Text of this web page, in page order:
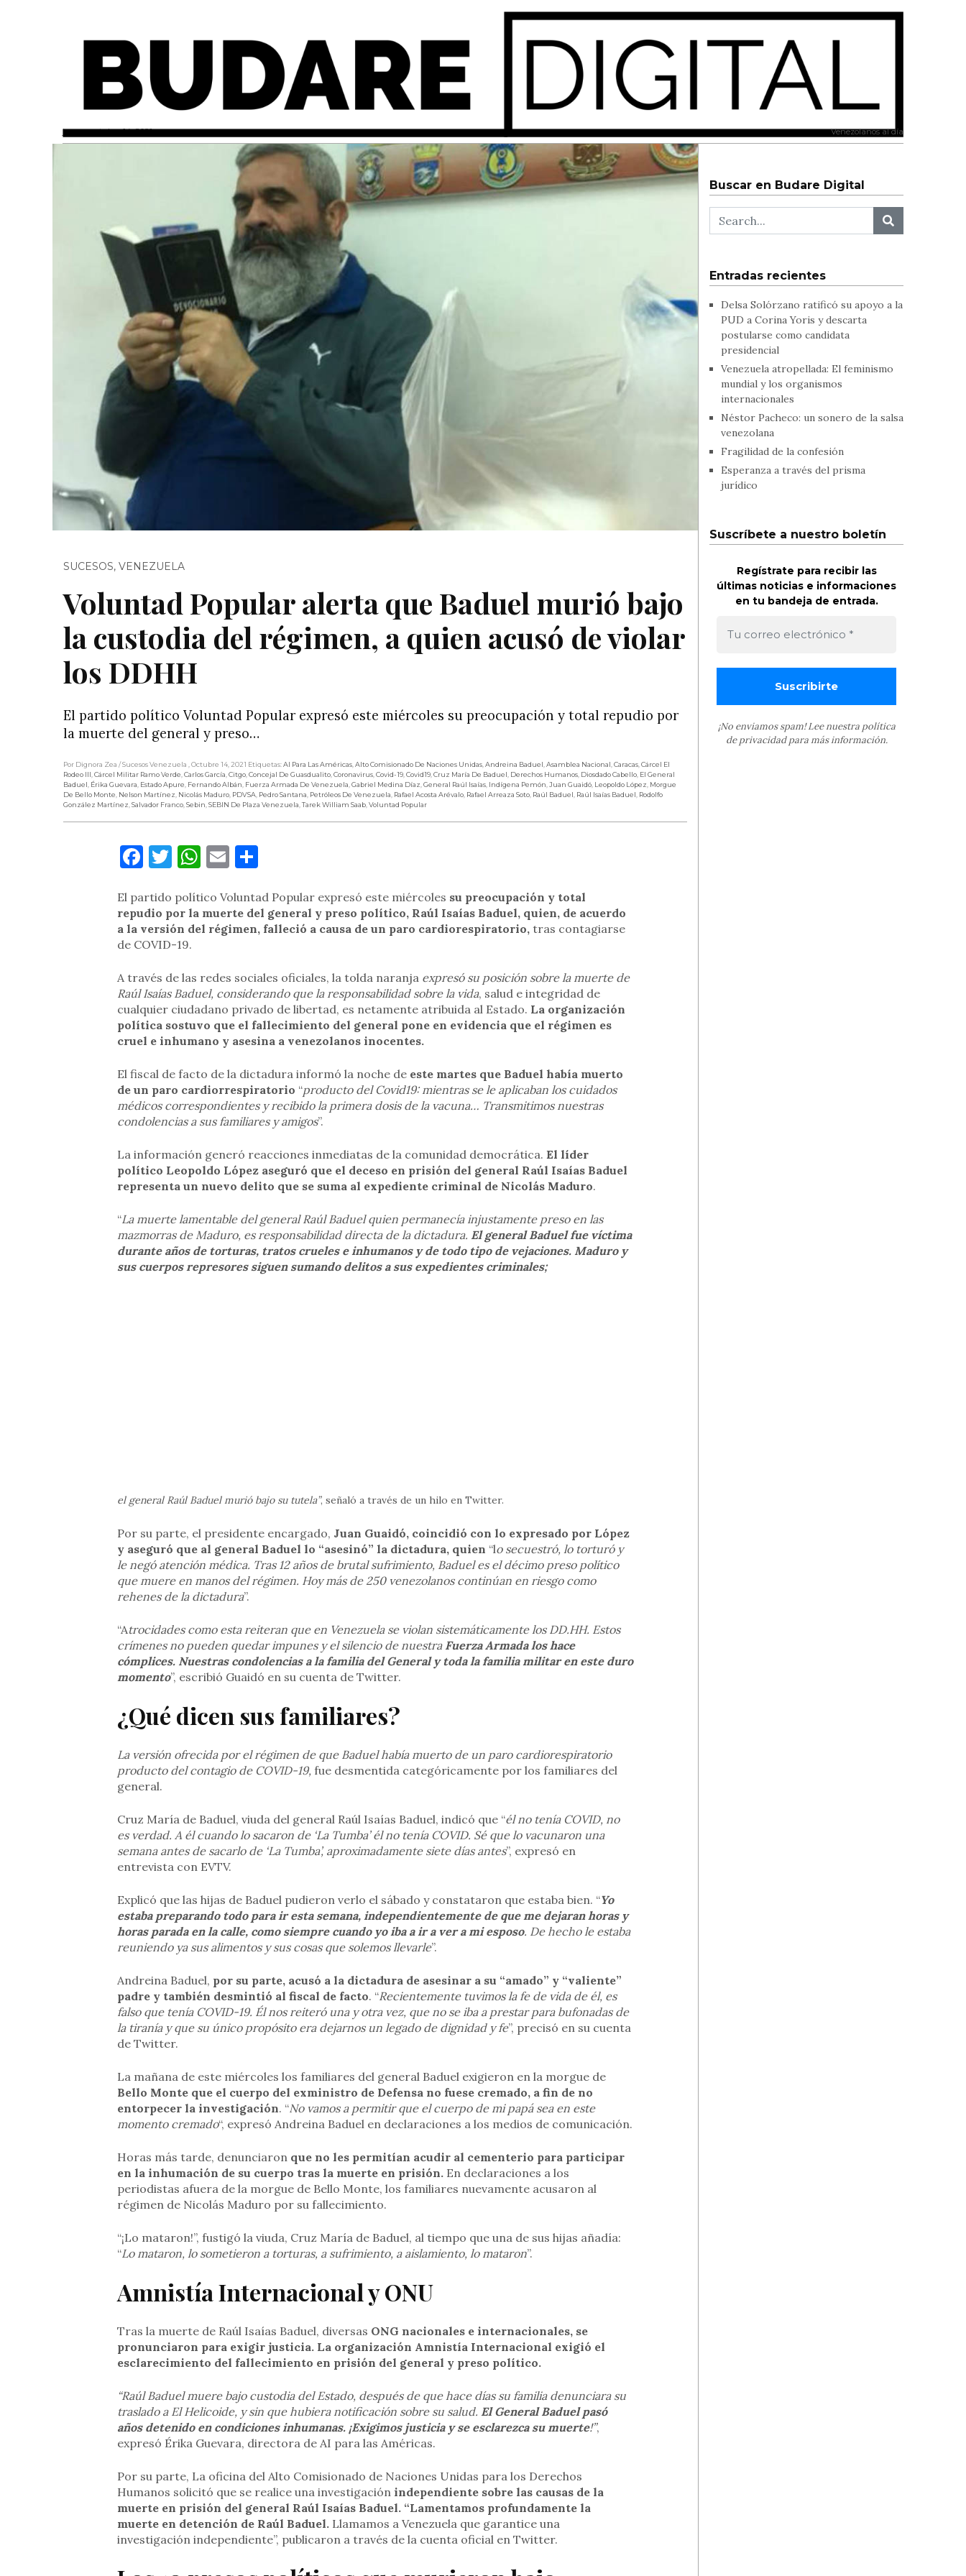
jueves, octubre 14, 2021 Venezolanos al día
SUCESOS, VENEZUELA
Voluntad Popular alerta que Baduel murió bajo
la custodia del régimen, a quien acusó de violar
los DDHH
El partido político Voluntad Popular expresó este miércoles su preocupación y total repudio por
la muerte del general y preso…
Por Dignora Zea / Sucesos Venezuela , Octubre 14, 2021 Etiquetas:AI Para Las Américas,Alto Comisionado De Naciones Unidas,Andreina Baduel,Asamblea Nacional,Caracas,Cárcel El
Rodeo III,Cárcel Militar Ramo Verde,Carlos García,Citgo,Concejal De Guasdualito,Coronavirus,Covid-19,Covid19,Cruz María De Baduel, Derechos Humanos, Diosdado Cabello, El General
Baduel, Érika Guevara, Estado Apure, Fernando Albán, Fuerza Armada De Venezuela,Gabriel Medina Díaz,General Raúl Isaías, Indígena Pemón,Juan Guaidó, Leopoldo López, Morgue
De Bello Monte, Nelson Martínez, Nicolás Maduro, PDVSA, Pedro Santana, Petróleos De Venezuela, Rafael Acosta Arévalo, Rafael Arreaza Soto, Raúl Baduel, Raúl Isaías Baduel, Rodolfo
González Martínez,Salvador Franco,Sebin,SEBIN De Plaza Venezuela,Tarek William Saab,Voluntad Popular
Facebook
Twitter
WhatsApp
EmailCompartir
El partido político Voluntad Popular expresó este miércoles su preocupación y total
repudio por la muerte del general y preso político, Raúl Isaías Baduel, quien, de acuerdo
a la versión del régimen, falleció a causa de un paro cardiorespiratorio,tras contagiarse
de COVID-19.
A través de las redes sociales oficiales, la tolda naranja expresó su posición sobre la muerte de
Raúl Isaías Baduel, considerando que la responsabilidad sobre la vida, salud e integridad de
cualquier ciudadano privado de libertad, es netamente atribuida al Estado. La organización
política sostuvo que el fallecimiento del general pone en evidencia que el régimen es
cruel e inhumano y asesina a venezolanos inocentes.
El fiscal de facto de la dictadura informó la noche de este martes que Baduel había muerto
de un paro cardiorrespiratorio “producto del Covid19: mientras se le aplicaban los cuidados
médicos correspondientes y recibido la primera dosis de la vacuna… Transmitimos nuestras
condolencias a sus familiares y amigos”.
La información generó reacciones inmediatas de la comunidad democrática. El líder
político Leopoldo López aseguró que el deceso en prisión del general Raúl Isaías Baduel
representa un nuevo delito que se suma al expediente criminal de Nicolás Maduro.
“La muerte lamentable del general Raúl Baduel quien permanecía injustamente preso en las
mazmorras de Maduro, es responsabilidad directa de la dictadura. El general Baduel fue víctima
durante años de torturas, tratos crueles e inhumanos y de todo tipo de vejaciones. Maduro y
sus cuerpos represores siguen sumando delitos a sus expedientes criminales;
el general Raúl Baduel murió bajo su tutela”, señaló a través de un hilo en Twitter.
Por su parte, el presidente encargado, Juan Guaidó, coincidió con lo expresado por López
y aseguró que al general Baduel lo “asesinó” la dictadura, quien “lo secuestró, lo torturó y
le negó atención médica. Tras 12 años de brutal sufrimiento, Baduel es el décimo preso político
que muere en manos del régimen. Hoy más de 250 venezolanos continúan en riesgo como
rehenes de la dictadura”.
“Atrocidades como esta reiteran que en Venezuela se violan sistemáticamente los DD.HH. Estos
crímenes no pueden quedar impunes y el silencio de nuestraFuerza Armada los hace
cómplices. Nuestras condolencias a la familia del General y toda la familia militar en este duro
momento”, escribió Guaidó en su cuenta de Twitter.
¿Qué dicen sus familiares?
La versión ofrecida por el régimen de que Baduel había muerto de un paro cardiorespiratorio
producto del contagio de COVID-19, fue desmentida categóricamente por los familiares del
general.
Cruz María de Baduel, viuda del general Raúl Isaías Baduel, indicó que “él no tenía COVID, no
es verdad. A él cuando lo sacaron de ‘La Tumba’ él no tenía COVID. Sé que lo vacunaron una
semana antes de sacarlo de ‘La Tumba’, aproximadamente siete días antes”, expresó en
entrevista con EVTV.
Explicó que las hijas de Baduel pudieron verlo el sábado y constataron que estaba bien. “Yo
estaba preparando todo para ir esta semana, independientemente de que me dejaran horas y
horas parada en la calle, como siempre cuando yo iba a ir a ver a mi esposo. De hecho le estaba
reuniendo ya sus alimentos y sus cosas que solemos llevarle”.
Andreina Baduel, por su parte, acusó a la dictadura de asesinar a su “amado” y “valiente”
padre y también desmintió al fiscal de facto. “Recientemente tuvimos la fe de vida de él, es
falso que tenía COVID-19. Él nos reiteró una y otra vez, que no se iba a prestar para bufonadas de
la tiranía y que su único propósito era dejarnos un legado de dignidad y fe”, precisó en su cuenta
de Twitter.
La mañana de este miércoles los familiares del general Baduel exigieron en la morgue de
Bello Monte que el cuerpo del exministro de Defensa no fuese cremado, a fin de no
entorpecer la investigación. “No vamos a permitir que el cuerpo de mi papá sea en este
momento cremado“, expresó Andreina Baduel en declaraciones a los medios de comunicación.
Horas más tarde, denunciaron que no les permitían acudir al cementerio para participar
en la inhumación de su cuerpo tras la muerte en prisión. En declaraciones a los
periodistas afuera de la morgue de Bello Monte, los familiares nuevamente acusaron al
régimen de Nicolás Maduro por su fallecimiento.
“¡Lo mataron!”, fustigó la viuda, Cruz María de Baduel, al tiempo que una de sus hijas añadía:
“Lo mataron, lo sometieron a torturas, a sufrimiento, a aislamiento, lo mataron”.
Amnistía Internacional y ONU
Tras la muerte de Raúl Isaías Baduel, diversas ONG nacionales e internacionales, se
pronunciaron para exigir justicia. La organización Amnistía Internacional exigió el
esclarecimiento del fallecimiento en prisión del general y preso político.
“Raúl Baduel muere bajo custodia del Estado, después de que hace días su familia denunciara su
traslado a El Helicoide, y sin que hubiera notificación sobre su salud. El General Baduel pasó
años detenido en condiciones inhumanas. ¡Exigimos justicia y se esclarezca su muerte!”,
expresó Érika Guevara, directora de AI para las Américas.
Por su parte, La oficina del Alto Comisionado de Naciones Unidas para los Derechos
Humanos solicitó que se realice una investigación independiente sobre las causas de la
muerte en prisión del general Raúl Isaías Baduel. “Lamentamos profundamente la
muerte en detención de Raúl Baduel.Llamamos a Venezuela que garantice una
investigación independiente”, publicaron a través de la cuenta oficial en Twitter.
Buscar en Budare Digital
Entradas recientes
Delsa Solórzano ratificó su apoyo a la
PUD a Corina Yoris y descarta
postularse como candidata
presidencial
Venezuela atropellada: El feminismo
mundial y los organismos
internacionales
Néstor Pacheco: un sonero de la salsa
venezolana
Fragilidad de la confesión
Esperanza a través del prisma
jurídico
Suscríbete a nuestro boletín
Regístrate para recibir las
últimas noticias e informaciones
en tu bandeja de entrada.
¡No enviamos spam! Lee nuestra política
de privacidadpara más información.